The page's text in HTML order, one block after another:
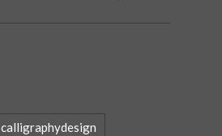
calligraphydesign